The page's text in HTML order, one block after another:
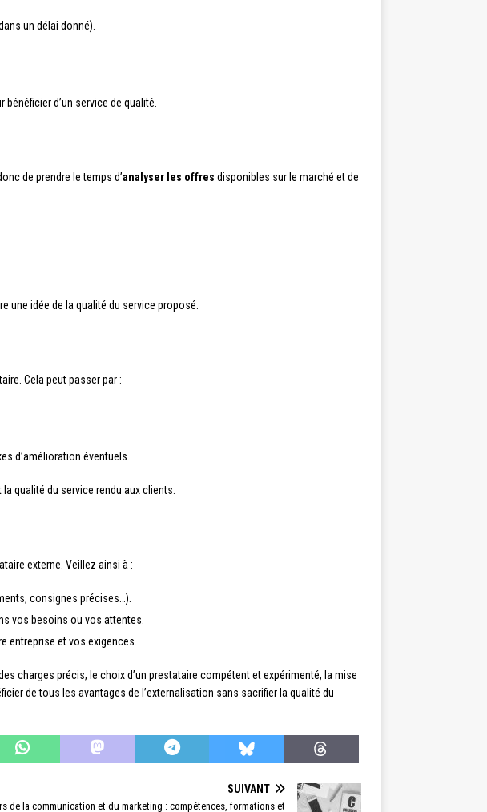
un délai donné).
d’un service de qualité.
de prendre le temps d’analyser les offres disponibles sur le marché et de
une idée de la qualité du service proposé.
Cela peut passer par :
d’amélioration éventuels.
qualité du service rendu aux clients.
externe. Veillez ainsi à :
consignes précises…).
vos besoins ou vos attentes.
entreprise et vos exigences.
charges précis, le choix d’un prestataire compétent et expérimenté, la mise
de tous les avantages de l’externalisation sans sacrifier la qualité du
SUIVANT
de la communication et du marketing : compétences, formations et